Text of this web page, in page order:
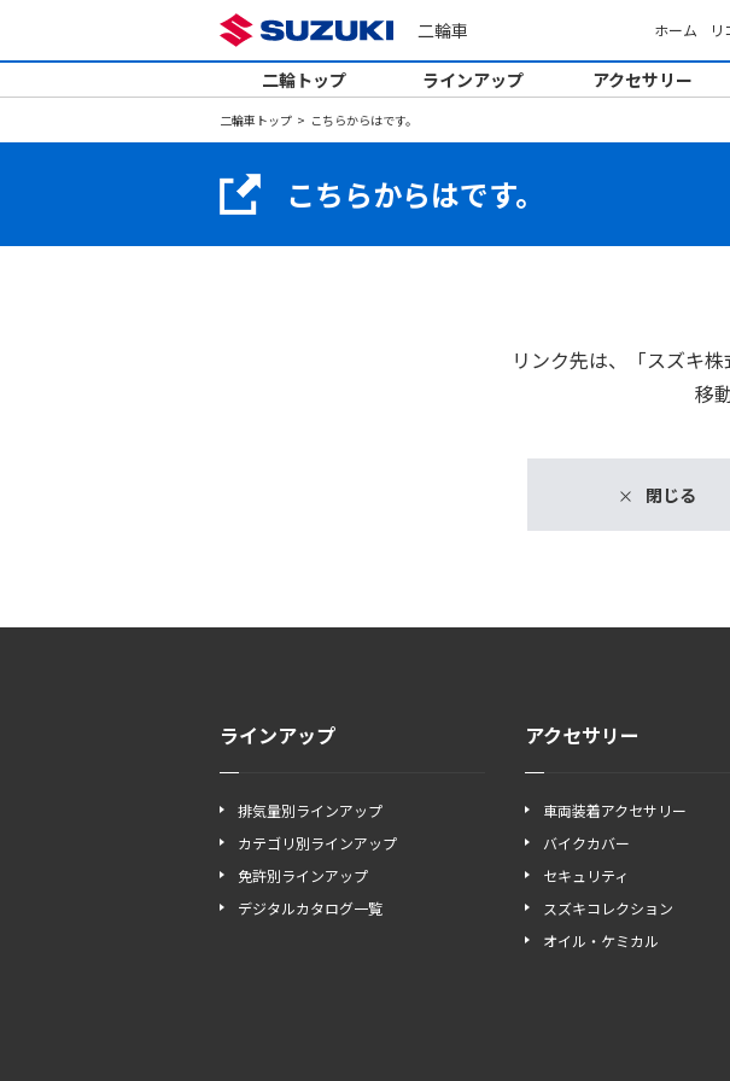
二輪車 ホーム
二輪トップ ラインアップ アクセサリー
二輪車トップ こちらからはです。
こちらからはです。
リンク先は、「スズキ
移
閉じる
ラインアップ
排気量別ラインアップ
カテゴリ別ラインアップ
免許別ラインアップ
デジタルカタログ一覧
アクセサリー
車両装着アクセサリー
バイクカバー
セキュリティ
スズキコレクション
オイル・ケミカル